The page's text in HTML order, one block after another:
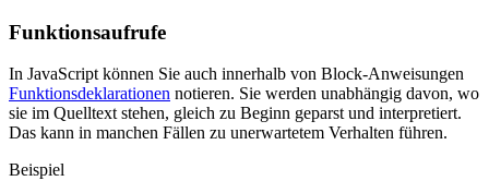
Funktionsaufrufe
In JavaScript können Sie auch innerhalb von Block-Anweisungen
Funktionsdeklarationen notieren. Sie werden unabhängig davon, wo
sie im Quelltext stehen, gleich zu Beginn geparst und interpretiert.
Das kann in manchen Fällen zu unerwartetem Verhalten führen.
Beispiel